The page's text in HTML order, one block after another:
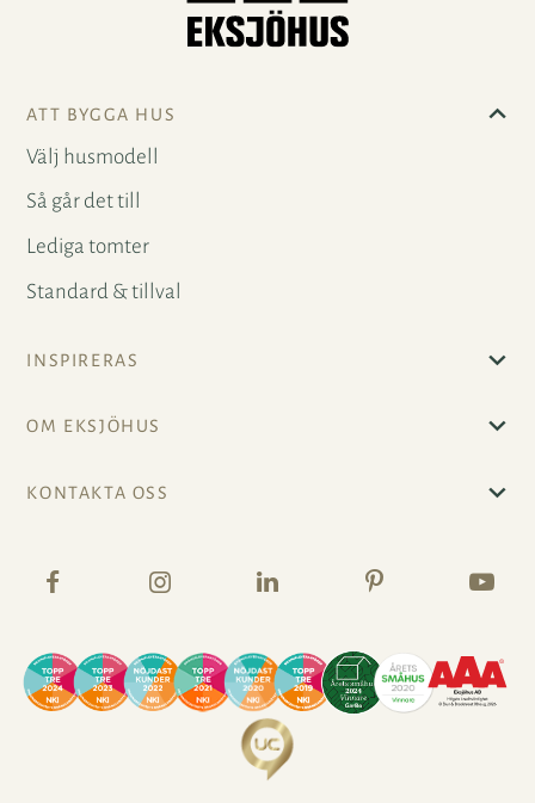
ATT BYGGA HUS
Välj husmodell
Så går det till
Lediga tomter
Standard & tillval
INSPIRERAS
OM EKSJÖHUS
KONTAKTA OSS